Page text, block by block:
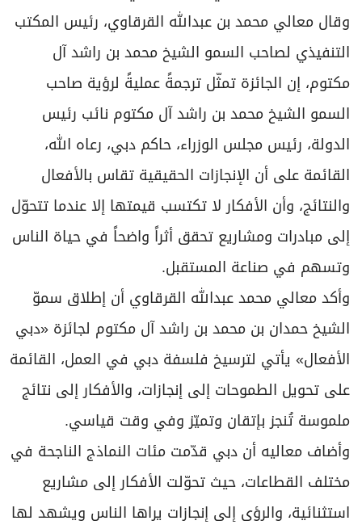
وقال معالي محمد بن عبدالله القرقاوي، رئيس المكتب
التنفيذي لصاحب السمو الشيخ محمد بن راشد آل
مكتوم، إن الجائزة تمثّل ترجمةً عمليةً لرؤية صاحب
السمو الشيخ محمد بن راشد آل مكتوم نائب رئيس
الدولة، رئيس مجلس الوزراء، حاكم دبي، رعاه الله،
القائمة على أن الإنجازات الحقيقية تقاس بالأفعال
والنتائج، وأن الأفكار لا تكتسب قيمتها إلا عندما تتحوّل
إلى مبادرات ومشاريع تحقق أثراً واضحاً في حياة الناس
وتسهم في صناعة المستقبل.
وأكد معالي محمد عبدالله القرقاوي أن إطلاق سموّ
الشيخ حمدان بن محمد بن راشد آل مكتوم لجائزة «دبي
الأفعال» يأتي لترسيخ فلسفة دبي في العمل، القائمة
على تحويل الطموحات إلى إنجازات، والأفكار إلى نتائج
ملموسة تُنجز بإتقان وتميّز وفي وقت قياسي.
وأضاف معاليه أن دبي قدّمت مئات النماذج الناجحة في
مختلف القطاعات، حيث تحوّلت الأفكار إلى مشاريع
استثنائية، والرؤى إلى إنجازات يراها الناس ويشهد لها